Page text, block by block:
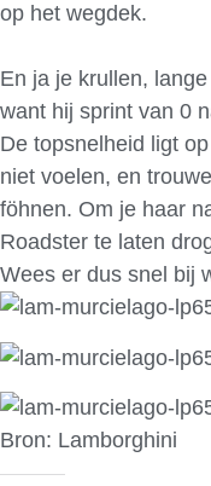
op het wegdek.
En ja je krullen,
want hij sprint van 0
De topsnelheid ligt
niet voelen, en
föhnen. Om je haar
Roadster te laten
Wees er dus snel bij
Bron: Lamborghini